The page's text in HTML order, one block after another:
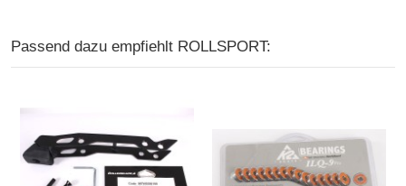
Passend dazu empfiehlt ROLLSPORT: